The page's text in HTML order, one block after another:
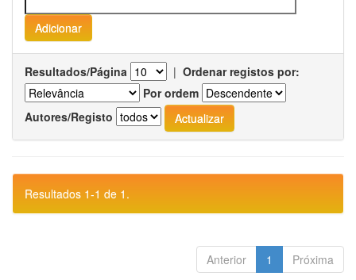
Resultados/Página | Ordenar registos por:
Por ordem
Autores/Registo
Resultados 1-1 de 1.
Anterior 1 Próxima